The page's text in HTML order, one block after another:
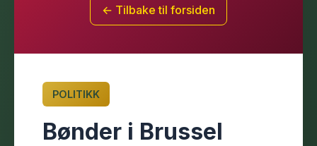
← Tilbake til forsiden
POLITIKK
Bønder i Brussel